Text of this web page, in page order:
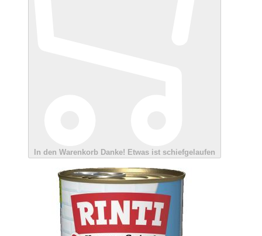
In den Warenkorb Danke! Etwas ist schiefgelaufen